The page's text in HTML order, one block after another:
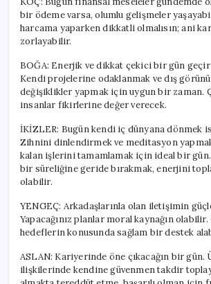
bir ödeme varsa, olumlu gelişmeler
harcama yaparken dikkatli olmalısın; ani
zorlayabilir.
BOĞA: Enerjik ve dikkat çekici bir gün
Kendi projelerine odaklanmak ve dış
değişiklikler yapmak için uygun bir zaman.
insanlar fikirlerine değer verecek.
İKİZLER: Bugün kendi iç dünyana dönmek
Zihnini dinlendirmek ve meditasyon
kalan işlerini tamamlamak için ideal bir
bir süreliğine geride bırakmak, enerjini
olabilir.
YENGEÇ: Arkadaşlarınla olan iletişimin
Yapacağınız planlar moral kaynağın
hedeflerin konusunda sağlam bir destek
ASLAN: Kariyerinde öne çıkacağın bir gün.
ilişkilerinde kendine güvenmen takdir